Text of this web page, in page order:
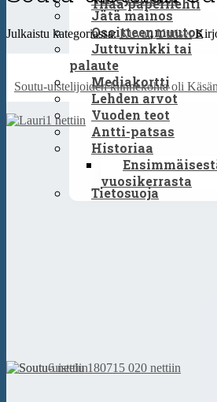
Tilaa paperilehti
Jätä mainos
Osoitteenmuutos
Juttuvinkki tai
palaute
Mediakortti
Lehden arvot
Vuoden teot
Antti-patsas
Historiaa
vuosikerrasta
Tietosuoja
Julkaistu kategoriassa:Kuvat,Uutiset
Soutu-uistelijoiden kiinnekohta oli